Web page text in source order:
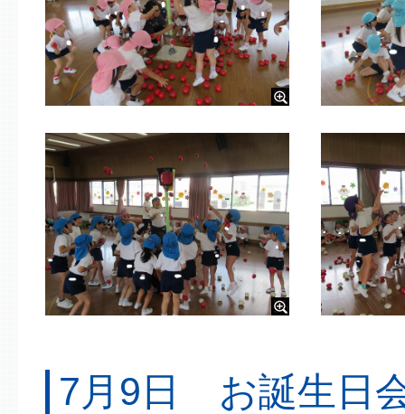
7月9日 お誕生日